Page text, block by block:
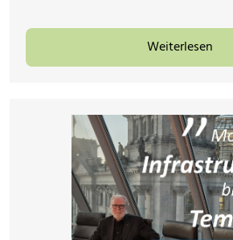
Weiterlesen